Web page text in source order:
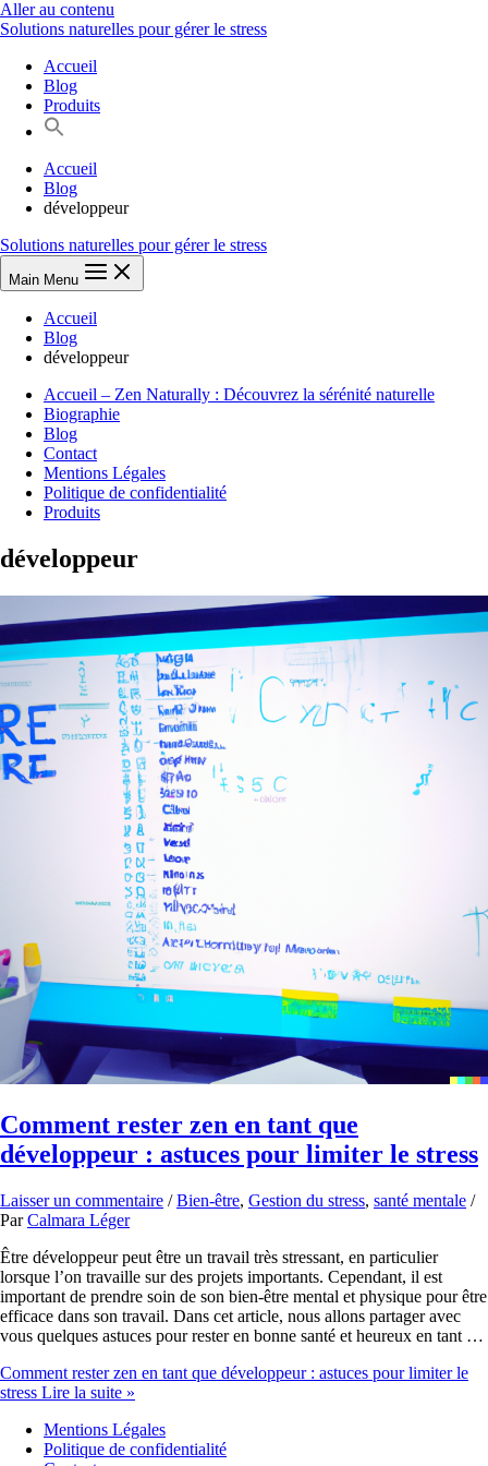
Aller au contenu
Solutions naturelles pour gérer le stress
Accueil
Blog
Produits
Accueil
Blog
développeur
Solutions naturelles pour gérer le stress
Main Menu
Accueil
Blog
développeur
Accueil – Zen Naturally : Découvrez la sérénité naturelle
Biographie
Blog
Contact
Mentions Légales
Politique de confidentialité
Produits
développeur
Comment rester zen en tant que
développeur : astuces pour limiter le stress
Laisser un commentaire /Bien-être, Gestion du stress, santé mentale /
ParCalmara Léger
Être développeur peut être un travail très stressant, en particulier
lorsque l’on travaille sur des projets importants. Cependant, il est
important de prendre soin de son bien-être mental et physique pour être
efficace dans son travail. Dans cet article, nous allons partager avec
vous quelques astuces pour rester en bonne santé et heureux en tant …
Comment rester zen en tant que développeur : astuces pour limiter le
stress Lire la suite »
Mentions Légales
Politique de confidentialité